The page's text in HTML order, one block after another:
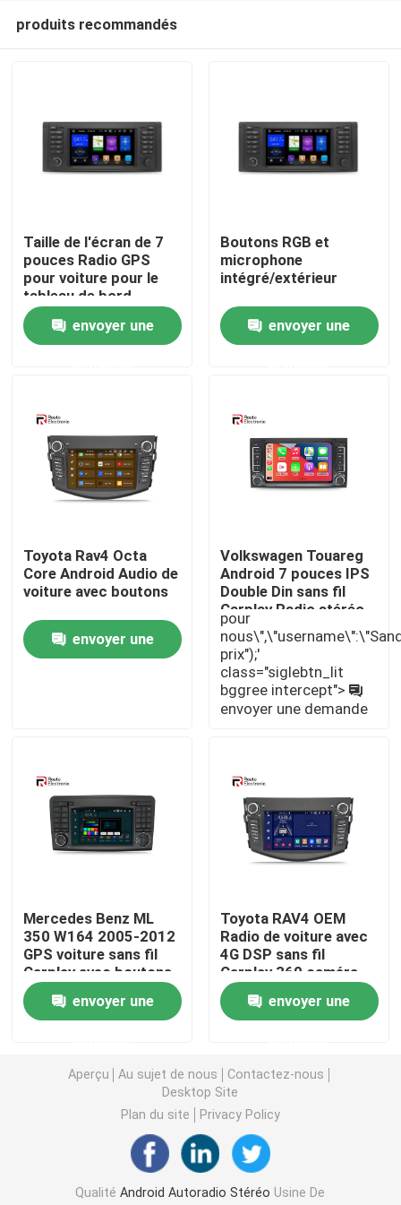
Aperçu
Produits
Visite d'usine
Contact
nouvelles
Android Autoradio Stéréo
Stéréo de voiture de Mazda
Autoradio d'OEM
Boîte de Carplay AI
interface visuelle de voiture
Came DVR de tiret de voiture
Caméra de voiture panoramique 360
produits recommandés
Taille de l'écran de 7
pouces Radio GPS
pour voiture pour le
tableau de bord
Performance 2din
envoyer une
Boutons RGB et
microphone
intégré/extérieur
envoyer une
Toyota Rav4 Octa
Core Android Audio de
voiture avec boutons
envoyer une
Volkswagen Touareg
Android 7 pouces IPS
Double Din sans fil
Carplay Radio stéréo
de voiture
pour
prix");'
class="siglebtn_lit
bggree intercept">
envoyer une demande
Mercedes Benz ML
350 W164 2005-2012
GPS voiture sans fil
Carplay avec boutons
physiques
envoyer une
Toyota RAV4 OEM
Radio de voiture avec
4G DSP sans fil
Carplay 360 caméra
de vue d'oiseau
envoyer une
Aperçu Au sujet de nous
Contactez-nous
Desktop Site
Plan du site
Privacy Policy
QualitéAndroid Autoradio Stéréo Usine De